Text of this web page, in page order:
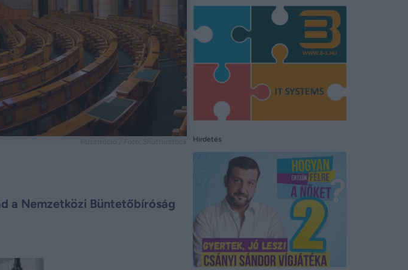
a Nemzetközi Büntetőbíróság
Hirdetés